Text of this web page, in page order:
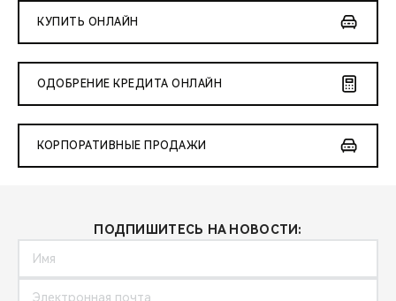
КУПИТЬ ОНЛАЙН
ОДОБРЕНИЕ КРЕДИТА ОНЛАЙН
КОРПОРАТИВНЫЕ ПРОДАЖИ
ПОДПИШИТЕСЬ НА НОВОСТИ: